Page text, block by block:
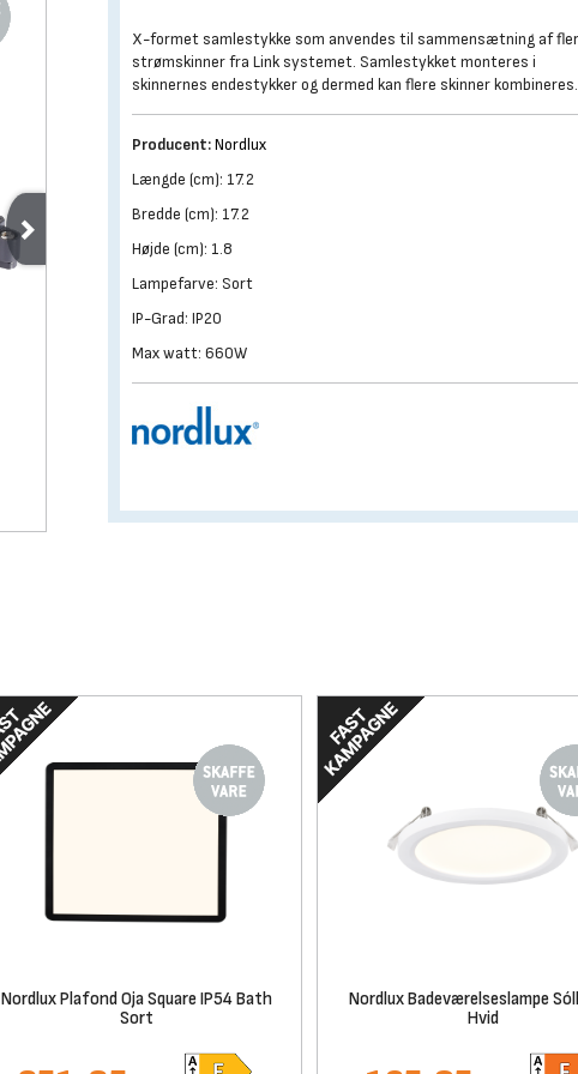
X-formet samlestykke som anvendes til sammensætning af
strømskinner fra Link systemet. Samlestykket monteres i
skinnernes endestykker og dermed kan flere skinner kombineres.
Producent:Nordlux
Længde (cm): 17.2
Bredde (cm): 17.2
Højde (cm): 1.8
Lampefarve: Sort
IP-Grad: IP20
Max watt: 660W
Nordlux Plafond Oja Square IP54 Bath
Sort
Nordlux Badeværelseslampe
Hvid